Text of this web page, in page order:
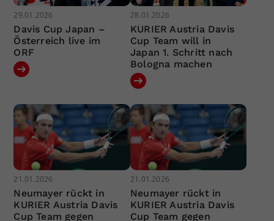
29.01.2026
Davis Cup Japan –
Österreich live im
ORF
28.01.2026
KURIER Austria Davis
Cup Team will in
Japan 1. Schritt nach
Bologna machen
21.01.2026
Neumayer rückt in
KURIER Austria Davis
Cup Team gegen
21.01.2026
Neumayer rückt in
KURIER Austria Davis
Cup Team gegen